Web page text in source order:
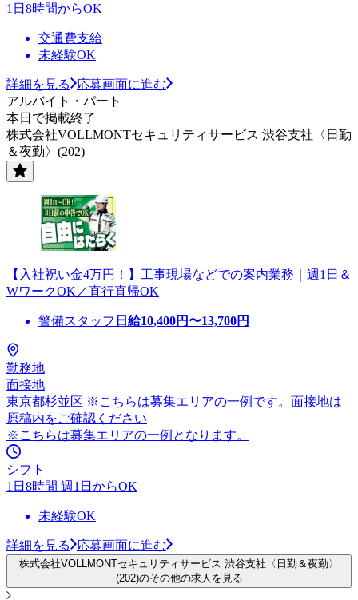
1日8時間からOK
交通費支給
未経験OK
詳細を見る
応募画面に進む
アルバイト・パート
本日で掲載終了
株式会社VOLLMONTセキュリティサービス 渋谷支社〈日勤
＆夜勤〉(202)
【入社祝い金4万円！】工事現場などでの案内業務｜週1日＆
WワークOK／直行直帰OK
警備スタッフ 日給10,400円〜13,700円
勤務地
面接地
東京都杉並区 ※こちらは募集エリアの一例です。面接地は
原稿内をご確認ください
※こちらは募集エリアの一例となります。
シフト
1日8時間 週1日からOK
未経験OK
詳細を見る 応募画面に進む
株式会社VOLLMONTセキュリティサービス 渋谷支社〈日勤＆夜勤〉
(202)のその他の求人を見る